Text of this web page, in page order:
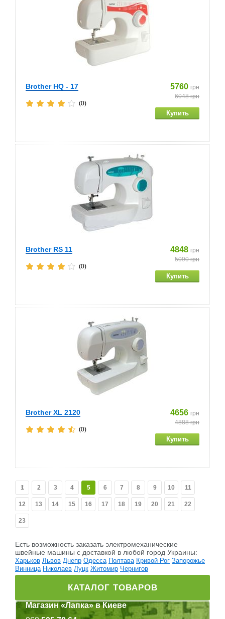
Brother HQ - 17 5760 грн
6048грн
(0)
Brother RS 11 4848 грн
5090грн
(0)
Brother XL 2120 4656 грн
4888грн
(0)
1 2 3 4 5 6 7 8 9 10 11
12 13 14 15 16 17 18 19 20 21 22
23
Есть возможность заказать электромеханические
швейные машины c доставкой в любой город Украины:
Харьков Львов Днепр Одесса Полтава Кривой Рог Запорожье
Винница Николаев Луцк Житомир Чернигов
КАТАЛОГ ТОВАРОВ
Магазин «Лапка» в Киеве